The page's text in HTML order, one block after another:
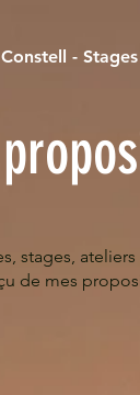
Constell -
stages,
de mes